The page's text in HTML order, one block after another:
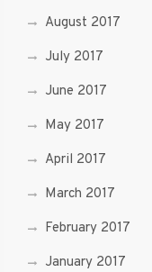
August 2017
July 2017
June 2017
May 2017
April 2017
March 2017
February 2017
January 2017